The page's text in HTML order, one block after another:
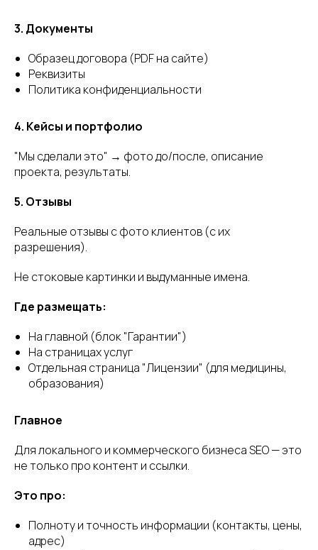
3. Документы
Образец договора (PDF на сайте)
Реквизиты
Политика конфиденциальности
4. Кейсы и портфолио
"Мы сделали это" → фото до/после, описание
проекта, результаты.
5. Отзывы
Реальные отзывы с фото клиентов (с их
разрешения).
Не стоковые картинки и выдуманные имена.
Где размещать:
На главной (блок "Гарантии")
На страницах услуг
Отдельная страница "Лицензии" (для медицины,
образования)
Главное
Для локального и коммерческого бизнеса SEO — это
не только про контент и ссылки.
Это про:
Полноту и точность информации (контакты, цены,
адрес)